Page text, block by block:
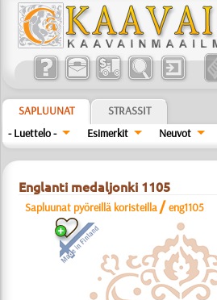
SAPLUUNAT
STRASSIT
- Luettelo -
Esimerkit Neuvot
Englanti medaljonki 1105
Sapluunat pyöreillä koristeilla /eng1105